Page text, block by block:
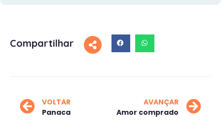
Compartilhar
VOLTAR
Panaca
AVANÇAR
Amor comprado